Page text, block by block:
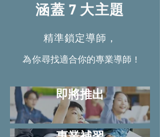
涵蓋 7 大主題
為你尋找適合你的專業導師 !
精準鎖定導師，
即將推出